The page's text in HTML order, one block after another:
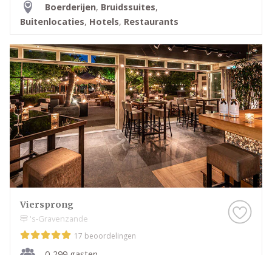
Boerderijen, Bruidssuites,
Buitenlocaties, Hotels, Restaurants
Viersprong
's-Gravenzande
17 beoordelingen